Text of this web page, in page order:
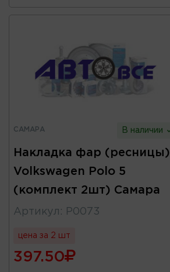
САМАРА В наличии
Накладка фар (ресницы)
Volkswagen Polo 5
(комплект 2шт) Самара
Артикул : Р0073
цена за 2 шт
397.50